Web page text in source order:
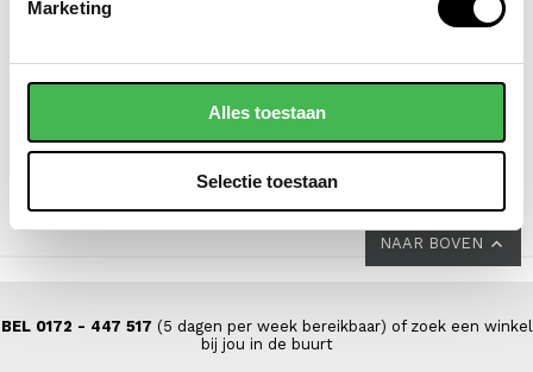
Marketing
Alles toestaan
Selectie toestaan
koffer / trolley /
(medium) s'cure
VOOR 149,00
laptoprugzak / rugtas /
office
VAN 77,00
NAAR BOVEN
BEL 0172 - 447 517 (5 dagen per week bereikbaar) of zoek een winkel
bij jou in de buurt